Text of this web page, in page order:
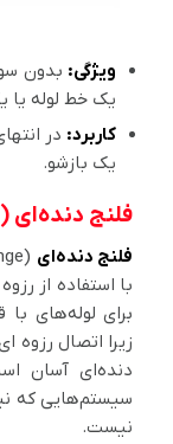
ویژگی: بدون
یک خط لوله یا
کاربرد: در
یک بازشو.
فلنج دنده‌ای (THREADED FLANGE)
فلنج دنده‌ای
با استفاده از
برای لوله‌های
زیرا اتصال
دنده‌ای آسان
سیستم‌هایی که
نیست.